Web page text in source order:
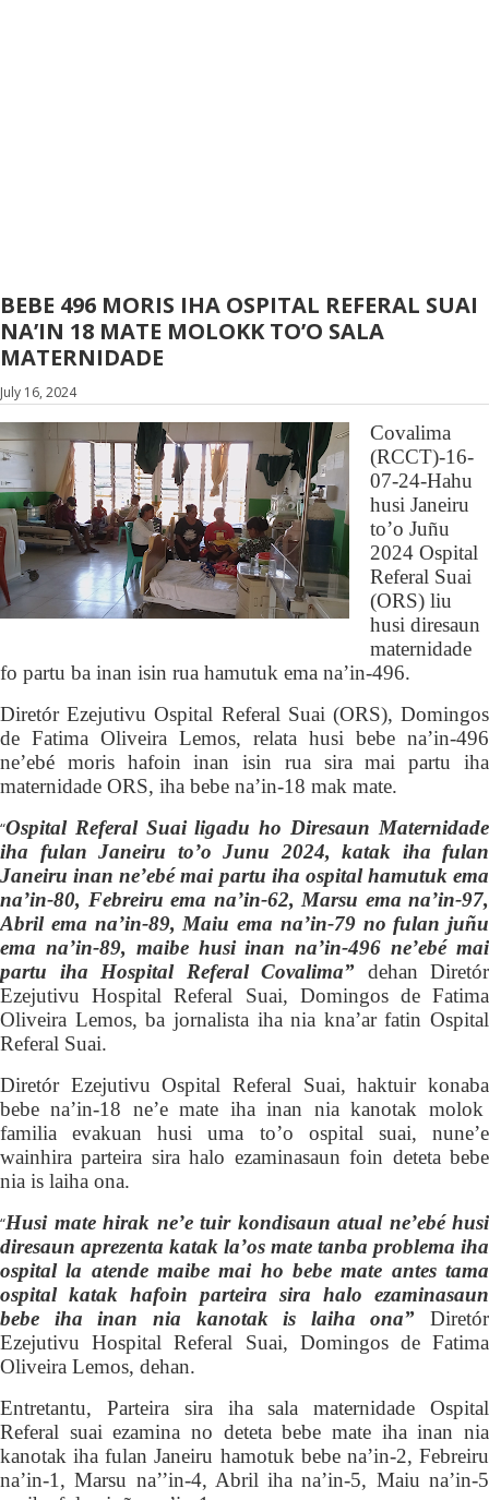
BEBE 496 MORIS IHA OSPITAL REFERAL SUAI
NA’IN 18 MATE MOLOKK TO’O SALA
MATERNIDADE
July 16, 2024
Covalima
(RCCT)-16-
07-24-Hahu
husi Janeiru
to’o Juñu
2024 Ospital
Referal Suai
(ORS)liu
husi diresaun
maternidade
fo partu ba inan isin rua hamutuk ema na’in-496.
Diretór EzejutivuOspital Referal Suai (ORS), Domingos
de Fatima Oliveira Lemos, relata husi bebe na’in-496
ne’ebé moris hafoin inan isin rua sira mai partu iha
maternidade ORS, iha bebe na’in-18 mak mate.
“Ospital Referal Suai ligadu ho Diresaun Maternidade
iha fulan Janeiru to’o Junu 2024, katak iha fulan
Janeiru inan ne’ebé mai partu iha ospital hamutuk ema
na’in-80, Febreiru ema na’in-62, Marsu ema na’in-97,
Abril ema na’in-89, Maiu ema na’in-79 no fulan juñu
ema na’in-89, maibe husi inan na’in-496 ne’ebé mai
partu iha Hospital Referal Covalima” dehan Diretór
Ezejutivu Hospital Referal Suai, Domingos de Fatima
Oliveira Lemos, ba jornalista iha nia kna’ar fatin Ospital
Referal Suai.
Diretór EzejutivuOspital Referal Suai, haktuirkonaba
bebe na’in-18 ne’emate iha inan nia kanotak molok
familia evakuanhusi uma to’o ospital suai, nune’e
wainhira parteira sira halo ezaminasaun foin deteta bebe
nia is laiha ona.
“Husi mate hirak ne’e tuir kondisaun atual ne’ebé husi
diresaun aprezenta katak la’os mate tanba problema iha
ospital la atende maibe mai ho bebe mate antes tama
ospital katak hafoin parteira sira halo ezaminasaun
bebe iha inan nia kanotak is laiha ona” Diretór
Ezejutivu Hospital Referal Suai, Domingos de Fatima
Oliveira Lemos, dehan.
Entretantu, Parteira sira iha sala maternidade Ospital
Referal suai ezamina no deteta bebe mate iha inan nia
kanotakiha fulan Janeiru hamotuk bebe na’in-2, Febreiru
na’in-1, Marsu na’’in-4, Abrilihana’in-5, Maiu na’in-5